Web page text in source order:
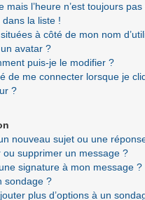
mais l’heure n’est toujours
dans la liste !
à côté de mon nom
avatar ?
puis-je le modifier ?
de me connecter lorsque je
?
nouveau sujet ou une
supprimer un message ?
signature à mon message ?
sondage ?
plus d’options à un